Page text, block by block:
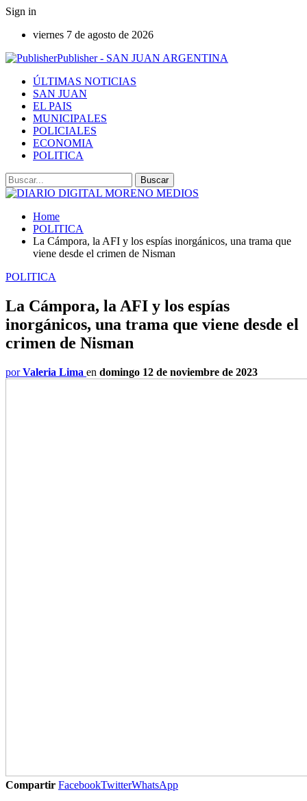
Sign in
viernes 7 de agosto de 2026
Publisher - SAN JUAN ARGENTINA
ÚLTIMAS NOTICIAS
SAN JUAN
EL PAIS
MUNICIPALES
POLICIALES
ECONOMIA
POLITICA
Home
POLITICA
La Cámpora, la AFI y los espías inorgánicos, una trama que
viene desde el crimen de Nisman
POLITICA
La Cámpora, la AFI y los espías
inorgánicos, una trama que viene desde el
crimen de Nisman
porValeria Lima en domingo 12 de noviembre de 2023
Compartir FacebookTwitterWhatsApp